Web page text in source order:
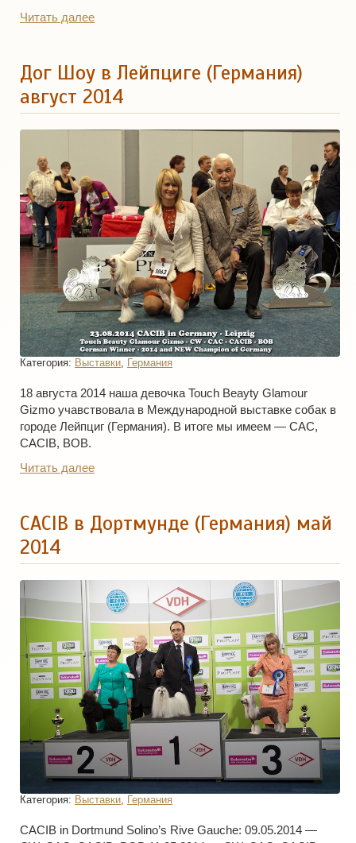
Читать далее
Дог Шоу в Лейпциге (Германия)
август 2014
Категория: Выставки Германия
18 августа 2014 наша девочка Touch Beayty Glamour
Gizmo учавствовала в Международной выставке собак в
городе Лейпциг (Германия). В итоге мы имеем — CAC,
CACIB, BOB.
Читать далее
CACIB в Дортмунде (Германия) май
2014
Категория: Выставки Германия
CACIB in Dortmund Solino’s Rive Gauche: 09.05.2014 —